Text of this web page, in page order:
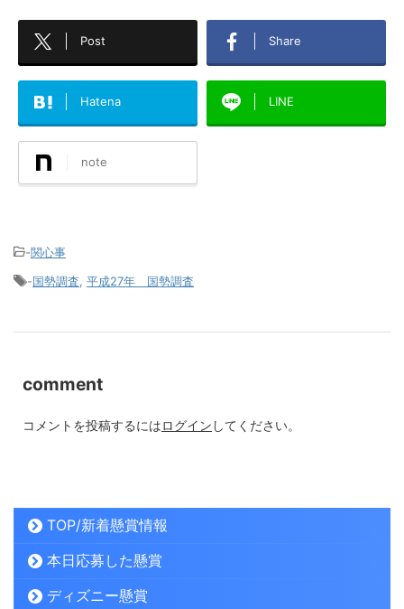
Post Share
Hatena LINE
note
-関心事
-国勢調査 平成27年 国勢調査
comment
コメントを投稿するにはログイン してください。
TOP/新着懸賞情報
本日応募した懸賞
ディズニー懸賞